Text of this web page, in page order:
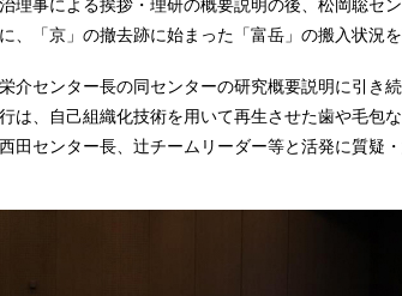
理事による挨拶・理研の概要説明の後、松岡聡セ
、「京」の撤去跡に始まった「富岳」の搬入状況を
介センター長の同センターの研究概要説明に引き
は、自己組織化技術を用いて再生させた歯や毛包
センター長、辻チームリーダー等と活発に質疑・